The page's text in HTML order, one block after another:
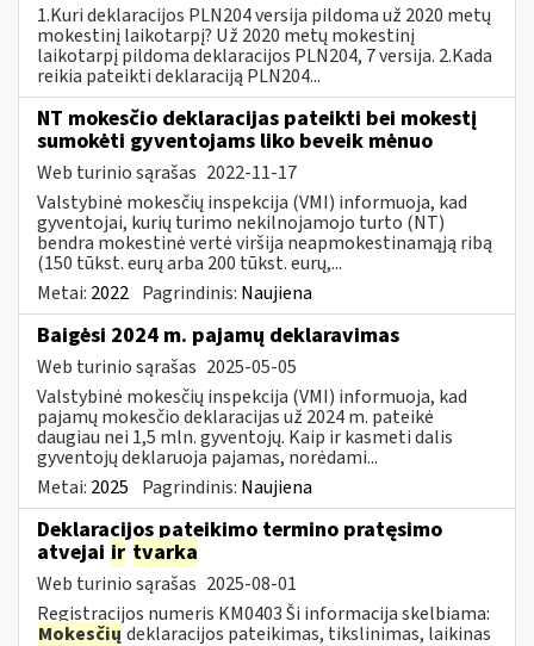
1.Kuri deklaracijos PLN204 versija pildoma už 2020 metų
mokestinį laikotarpį? Už 2020 metų mokestinį
laikotarpį pildoma deklaracijos PLN204, 7 versija. 2.Kada
reikia pateikti deklaraciją PLN204...
NT mokesčio deklaracijas pateikti bei mokestį
sumokėti gyventojams liko beveik mėnuo
Web turinio sąrašas 2022-11-17
Valstybinė mokesčių inspekcija (VMI) informuoja, kad
gyventojai, kurių turimo nekilnojamojo turto (NT)
bendra mokestinė vertė viršija neapmokestinamąją ribą
(150 tūkst. eurų arba 200 tūkst. eurų,...
Metai: 2022 Pagrindinis: Naujiena
Baigėsi 2024 m. pajamų deklaravimas
Web turinio sąrašas 2025-05-05
Valstybinė mokesčių inspekcija (VMI) informuoja, kad
pajamų mokesčio deklaracijas už 2024 m. pateikė
daugiau nei 1,5 mln. gyventojų. Kaip ir kasmeti dalis
gyventojų deklaruoja pajamas, norėdami...
Metai: 2025 Pagrindinis: Naujiena
Deklaracijos pateikimo termino pratęsimo
atvejai ir tvarka
Web turinio sąrašas 2025-08-01
Registracijos numeris KM0403 Ši informacija skelbiama:
Mokesčių deklaracijos pateikimas, tikslinimas, laikinas